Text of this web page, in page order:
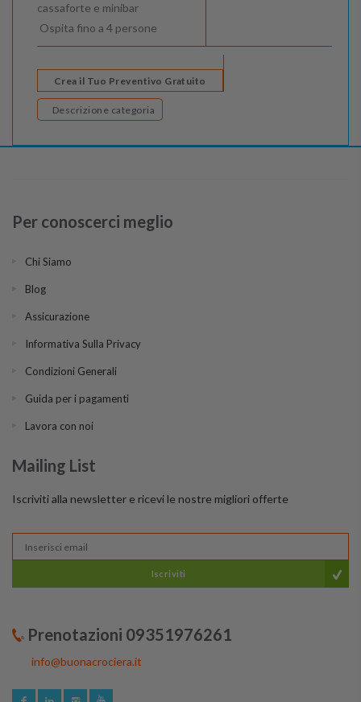
cassaforte e minibar
Ospita fino a 4 persone
Crea il Tuo Preventivo Gratuito
Descrizione categoria
Per conoscerci meglio
Chi Siamo
Blog
Assicurazione
Informativa Sulla Privacy
Condizioni Generali
Guida per i pagamenti
Lavora con noi
Mailing List
Iscriviti alla newsletter e ricevi le nostre migliori offerte
Iscriviti
Prenotazioni 09351976261
info@buonacrociera.it